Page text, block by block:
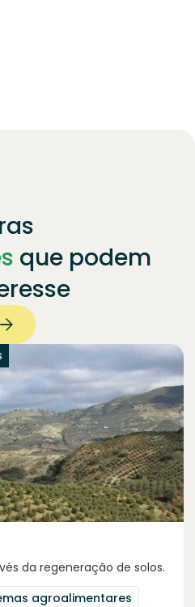
que podem
da regeneração de solos.
agroalimentares